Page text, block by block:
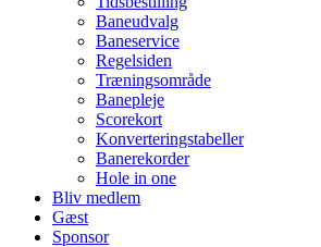
Baneudvalg
Baneservice
Regelsiden
Træningsområde
Banepleje
Scorekort
Konverteringstabeller
Banerekorder
Hole in one
Bliv medlem
Gæst
Sponsor